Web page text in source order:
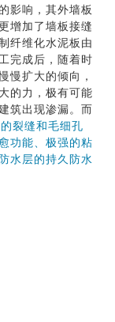
影响，其外墙板
增加了墙板接缝
纤维化水泥板由
完成后，随着时
慢扩大的倾向，
的力，极有可能
筑出现渗漏。而
裂缝和毛细孔
功能、极强的粘
水层的持久防水